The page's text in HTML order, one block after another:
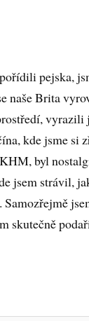
pejska,
naše Brita
vyrazili
kde jsme si
byl
jsem strávil,
Samozřejmě
skutečně